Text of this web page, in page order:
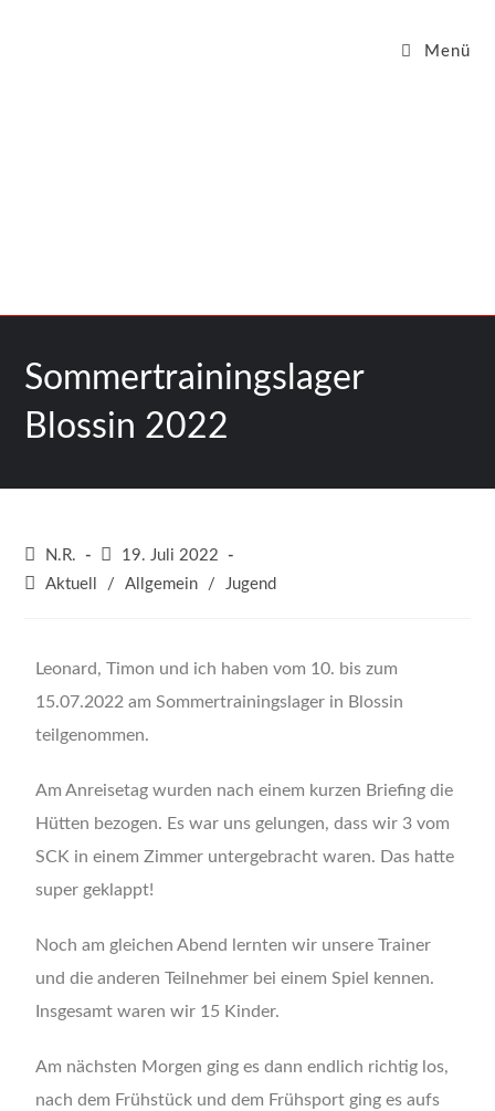
Menü
Sommertrainingslager
Blossin 2022
N.R.
19. Juli 2022
Aktuell
/ Allgemein / Jugend
Leonard, Timon und ich haben vom 10. bis zum
15.07.2022 am Sommertrainingslager in Blossin
teilgenommen.
Am Anreisetag wurden nach einem kurzen Briefing die
Hütten bezogen. Es war uns gelungen, dass wir 3 vom
SCK in einem Zimmer untergebracht waren. Das hatte
super geklappt!
Noch am gleichen Abend lernten wir unsere Trainer
und die anderen Teilnehmer bei einem Spiel kennen.
Insgesamt waren wir 15 Kinder.
Am nächsten Morgen ging es dann endlich richtig los,
nach dem Frühstück und dem Frühsport ging es aufs